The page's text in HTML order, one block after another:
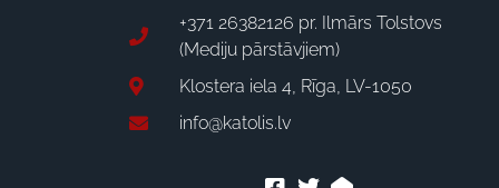
+371 26382126 pr. Ilmārs Tolstovs
(Mediju pārstāvjiem)
Klostera iela 4, Rīga, LV-1050
info@katolis.lv